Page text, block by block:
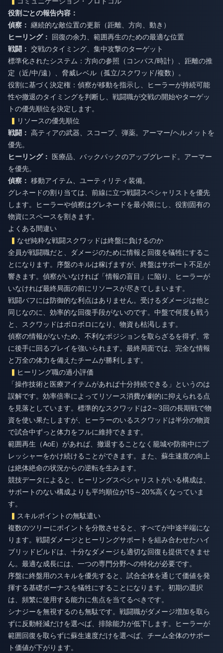
役割ごとの報告内容：
偵察： 継続的な敵位置の更新（距離、方向、動き）
ヒーリング： 回復の余力、範囲再生のための最適な位置
戦闘： 交戦のタイミング、集中攻撃のターゲット
標準化されたシステム：方向の参照（コンパス/時計）、距離の推
定（近/中/遠）、脅威レベル（孤立/スクワッド/複数）。
役割に基づく決定権：偵察が移動を指示し、ヒーラーが持続可能
性や撤退のタイミングを判断し、戦闘職が交戦の開始やターゲッ
トの優先順位を決定します。
リソースの優先順位
戦闘： 高ティアの武器、スコープ、弾薬。アーマー/ヘルメットを
優先。
ヒーリング： 医療品、バックパックのアップグレード。アーマー
を優先。
偵察： 移動アイテム、ユーティリティ装備。
グレネードの割り当ては、前線に立つ戦闘スペシャリストを優先
します。ヒーラーや偵察はグレネードを最小限にし、役割固有の
物資にスペースを割きます。
よくある間違い
なぜ純粋な戦闘スクワッドは終盤に負けるのか
全員が戦闘職だと、ダメージのために情報と回復を犠牲にするこ
とになります。序盤のキルは稼げますが、終盤はサポート不足が
響きます。偵察がいなければ「情報の盲目」に陥り、ヒーラーが
いなければ最終局面の前にリソースが尽きてしまいます。
戦闘バフには防御的な利点はありません。受けるダメージは他と
同じなのに、効率的な回復手段がないのです。中盤で何度も戦う
と、スクワッドはボロボロになり、物資も枯渇します。
偵察の情報がないため、不利なポジションを取らざるを得ず、常
に後手に回るプレイを強いられます。最終局面では、完全な情報
と万全の体力を備えたチームが勝利します。
ヒーリング職の過小評価
「操作技術と医療アイテムがあれば十分持続できる」というのは
誤解です。効率倍率によってリソース消費が劇的に抑えられる点
を見落としています。標準的なスクワッドは2～3回の長期戦で物
資を使い果たしますが、ヒーラーのいるスクワッドは半分の物資
で試合中ずっと体力をフルに維持できます。
範囲再生（AoE）があれば、撤退することなく籠城や防衛中にプ
レッシャーをかけ続けることができます。また、蘇生速度の向上
は絶体絶命の状況からの逆転を生みます。
競技データによると、ヒーリングスペシャリストがいる構成は、
サポートのない構成よりも平均順位が15～20%高くなっていま
す。
スキルポイントの無駄遣い
複数のツリーにポイントを分散させると、すべてが中途半端にな
ります。戦闘ダメージとヒーリングサポートを組み合わせたハイ
ブリッドビルドは、十分なダメージも適切な回復も提供できませ
ん。最適な成長には、一つの専門分野への特化が必要です。
序盤に終盤用のスキルを優先すると、試合全体を通じて価値を発
揮する基礎ボーナスを犠牲にすることになります。初期の選択
は、頻繁に使用する能力に焦点を当てるべきです。
シナジーを無視するのも無駄です。戦闘職がダメージ増加を取ら
ずに反動軽減だけを選べば、排除能力が低下します。ヒーラーが
範囲回復を取らずに蘇生速度だけを選べば、チーム全体のサポー
ト価値が下がります。